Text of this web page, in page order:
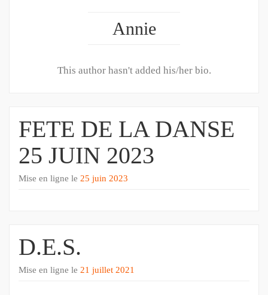
Annie
This author hasn't added his/her bio.
FETE DE LA DANSE
25 JUIN 2023
Mise en ligne le 25 juin 2023
D.E.S.
Mise en ligne le 21 juillet 2021